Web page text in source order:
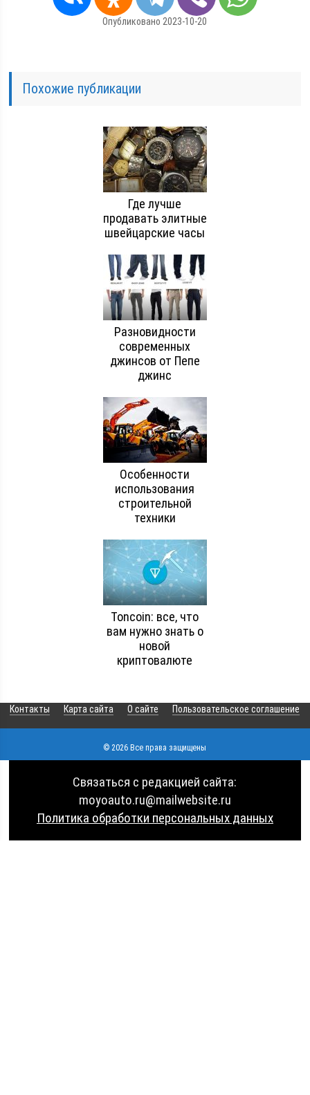
Опубликовано 2023-10-20
Похожие публикации
Где лучше
продавать элитные
швейцарские часы
Разновидности
современных
джинсов от Пепе
джинс
Особенности
использования
строительной
техники
Toncoin: все, что
вам нужно знать о
новой
криптовалюте
Контакты Карта сайта О сайте Пользовательское соглашение
© 2026 Все права защищены
Связаться с редакцией сайта:
moyoauto.ru@mailwebsite.ru
Политика обработки персональных данных